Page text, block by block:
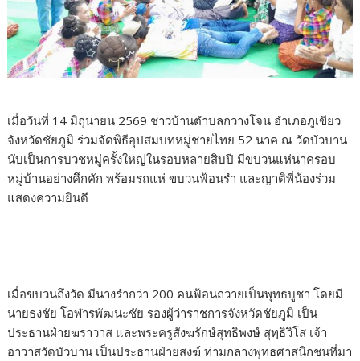
เมื่อวันที่ 14 มิถุนายน 2569 ชาวบ้านตำบลกวางโจน อำเภอภูเขียว
จังหวัดชัยภูมิ ร่วมจัดพิธีอุปสมบทหมู่ชายไทย 52 นาค ณ วัดบัวบาน
นับเป็นการบวชหมู่ครั้งใหญ่ในรอบหลายสิบปี มีขบวนแห่นาครอบ
หมู่บ้านอย่างคึกคัก พร้อมรถแห่ ขบวนฟ้อนรำ และญาติพี่น้องร่วม
แสดงความยินดี
เมื่อขบวนถึงวัด มีนางรำกว่า 200 คนฟ้อนถวายเป็นพุทธบูชา โดยมี
นายธงชัย โอฬารพัฒนะชัย รองผู้ว่าราชการจังหวัดชัยภูมิ เป็น
ประธานฝ่ายฆราวาส และพระครูสังฆรักษ์สุทธิพงษ์ สุทฺธิวิโส เจ้า
อาวาสวัดบัวบาน เป็นประธานฝ่ายสงฆ์ ท่ามกลางพุทธศาสนิกชนที่มา